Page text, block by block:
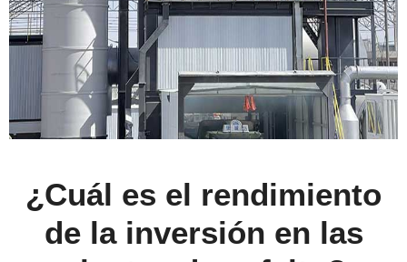
¿Cuál es el rendimiento
de la inversión en las